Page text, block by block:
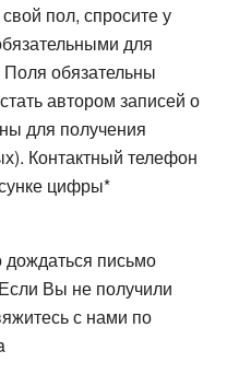
пол, спросите у
для
обязательны
автором записей о
для получения
Контактный телефон
цифры*
письмо
Вы не получили
с нами по